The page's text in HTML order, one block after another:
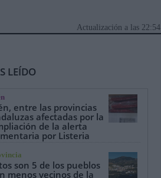
22:54
Actualización a las
a Pueblo Gente Especiales
LEÍDO
entre las provincias
afectadas por la
de la alerta
por Listeria
son 5 de los pueblos
menos vecinos de la